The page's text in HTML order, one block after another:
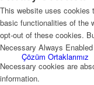
Çözüm Ortaklarımız
This website uses cookies
basic functionalities of the
opt-out of these cookies.
Necessary Always Enabled
Necessary cookies are
information.